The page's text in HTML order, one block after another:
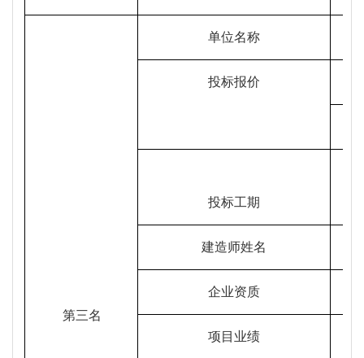
第三名
单位名称
投标报价
投标工期
建造师姓名
企业资质
项目业绩